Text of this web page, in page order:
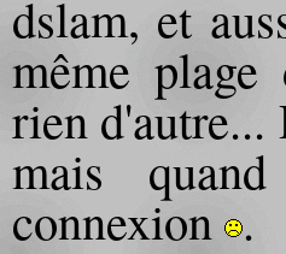
dslam, et
même
rien d'autre...
mais
connexion .